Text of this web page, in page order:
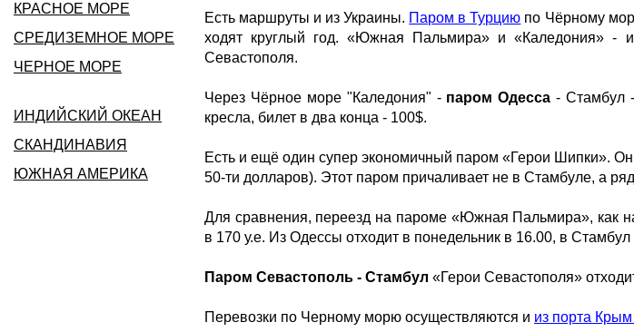
КРАСНОЕ МОРЕ
СРЕДИЗЕМНОЕ МОРЕ
ЧЕРНОЕ МОРЕ
ИНДИЙСКИЙ ОКЕАН
СКАНДИНАВИЯ
ЮЖНАЯ АМЕРИКА
Есть маршруты и из Украины. Паром в Турцию по Чёрному
ходят круглый год. «Южная Пальмира» и «Каледония» -
Севастополя.
Через Чёрное море "Каледония" - паром Одесса - Стамбул
кресла, билет в два конца - 100$.
Есть и ещё один супер экономичный паром «Герои Шипки».
50-ти долларов). Этот паром причаливает не в Стамбуле, а
Для сравнения, переезд на пароме «Южная Пальмира», как
в 170 у.е. Из Одессы отходит в понедельник в 16.00, в
Паром Севастополь - Стамбул «Герои Севастополя»
Перевозки по Черному морю осуществляются и из порта